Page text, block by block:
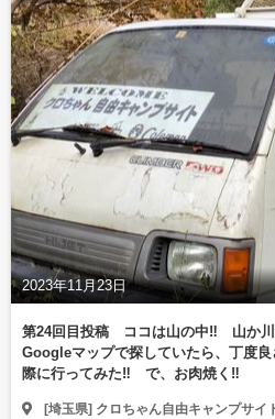
2023年11月23日
第24回目投稿 ココは山の中‼️ 山か川
Googleマップで探していたら、丁度
際に行ってみた‼️ で、お肉焼く‼️
[埼玉県] クロちゃん自由キャンプサイ